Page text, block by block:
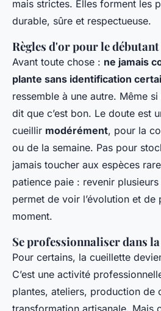
mais strictes. Elles forment les
durable, sûre et respectueuse.
Règles d'or pour le débutant
Avant toute chose : ne jamais
plante sans identification
ressemble à une autre. Même
dit que c’est bon. Le doute est
cueillir modérément, pour la
ou de la semaine. Pas pour
jamais toucher aux espèces
patience paie : revenir
permet de voir l’évolution et de
moment.
Se professionnaliser dans
Pour certains, la cueillette
C’est une activité
plantes, ateliers, production de